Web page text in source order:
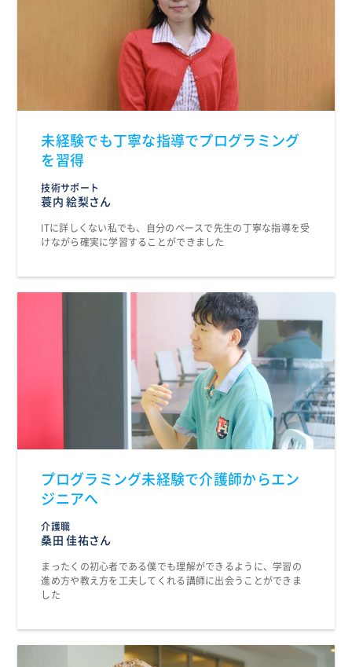
未経験でも丁寧な指導でプログラミング
を習得
技術サポート
蓑内 絵梨さん
ITに詳しくない私でも、自分のペースで先生の丁寧な指導を受
けながら確実に学習することができました
プログラミング未経験で介護師からエン
ジニアへ
介護職
桑田 佳祐さん
まったくの初心者である僕でも理解ができるように、学習の
進め方や教え方を工夫してくれる講師に出会うことができま
した